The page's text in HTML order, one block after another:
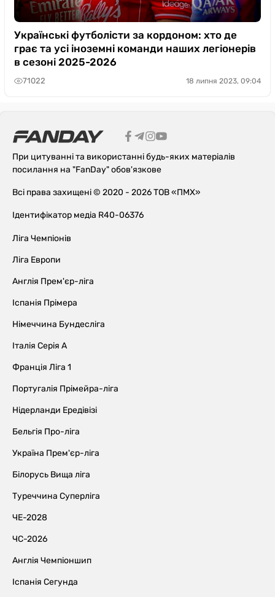
Українські футболісти за кордоном: хто де
грає та усі іноземні команди наших легіонерів
в сезоні 2025-2026
71022 18 липня 2023, 09:04
При цитуванні та використанні будь-яких матеріалів
посилання на "FanDay" обов'язкове
Всі права захищені © 2020 - 2026 ТОВ «ПМХ»
Ідентифікатор медіа R40-06376
Ліга Чемпіонів
Ліга Европи
Англія Прем'єр-ліга
Іспанія Прімера
Німеччина Бундесліга
Італія Серія А
Франція Ліга 1
Португалія Прімейра-ліга
Нідерланди Ередівізі
Бельгія Про-ліга
Україна Прем'єр-ліга
Білорусь Вища ліга
Туреччина Суперліга
ЧЕ-2028
ЧС-2026
Англія Чемпіоншип
Іспанія Сегунда